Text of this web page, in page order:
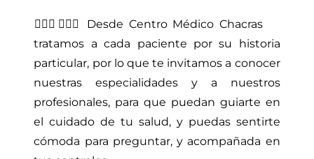
👨🏻‍⚕️👩🏽‍⚕️ Desde Centro Médico Chacras
tratamos a cada paciente por su historia
particular, por lo que te invitamos a conocer
nuestras especialidades y a nuestros
profesionales, para que puedan guiarte en
el cuidado de tu salud, y puedas sentirte
cómoda para preguntar, y acompañada en